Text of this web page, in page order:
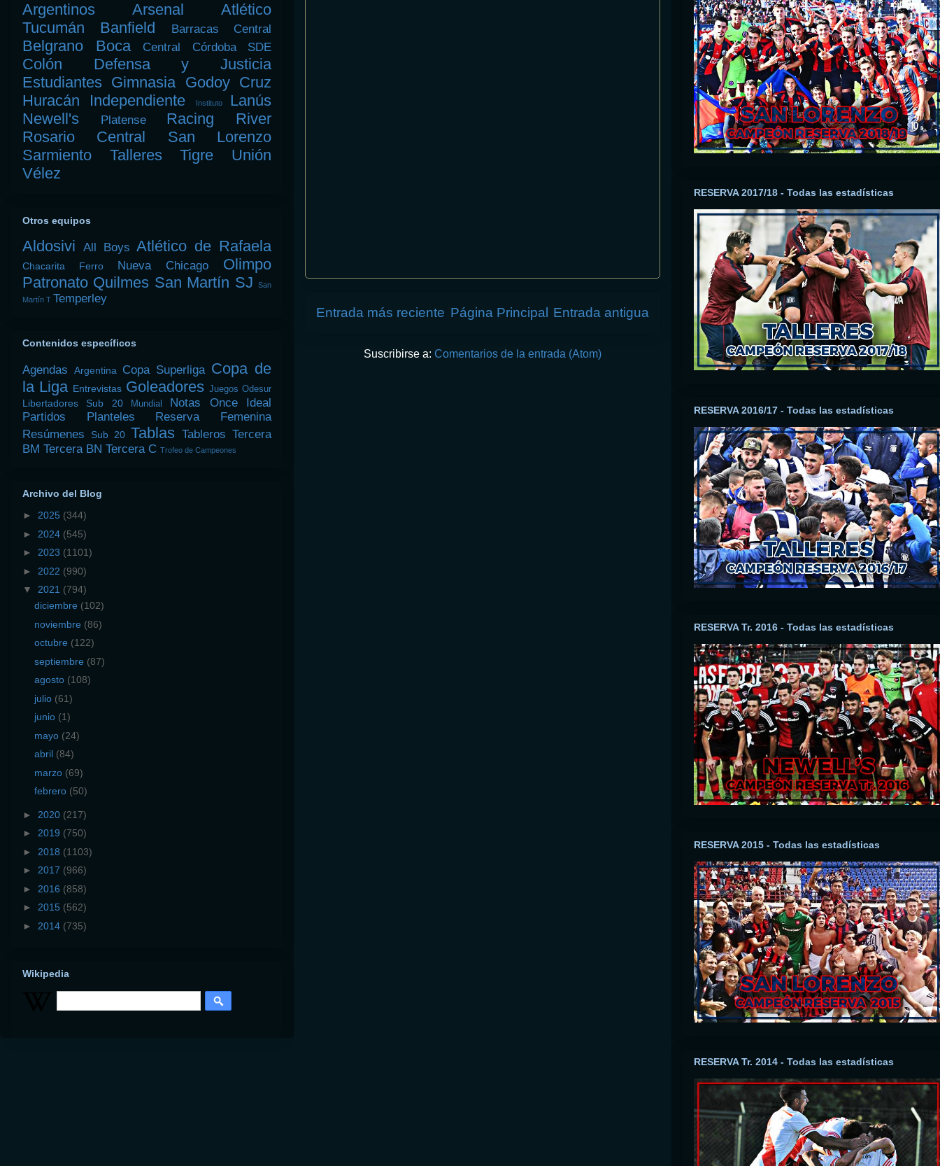
Entrada más reciente Entrada antigua
Página Principal
Suscribirse a: Comentarios de la entrada (Atom)
Argentinos Arsenal
Atlético
Tucumán
Banfield Barracas Central
Belgrano Boca Central Córdoba SDE
Colón
Defensa y Justicia
Estudiantes Gimnasia Godoy Cruz
Huracán
Independiente Instituto
Lanús
Newell's
Platense Racing
River
Rosario Central
San Lorenzo
Sarmiento
Talleres Tigre
Unión
Vélez
Otros equipos
Aldosivi All Boys Atlético de Rafaela
Chacarita Ferro Nueva Chicago
Olimpo
Patronato Quilmes San Martín SJ
San
Martín T Temperley
Contenidos específicos
Agendas Argentina Copa Superliga Copa de
la Liga Entrevistas Goleadores Juegos Odesur
Libertadores Sub 20 Mundial Notas
Once Ideal
Partidos
Planteles
Reserva Femenina
Resúmenes
Sub 20 Tablas Tableros Tercera
BM Tercera BN Tercera C Trofeo de Campeones
Archivo del Blog
► 2025 (344)
► 2024 (545)
► 2023 (1101)
► 2022 (990)
▼ 2021 (794)
diciembre (102)
noviembre (86)
octubre (122)
septiembre (87)
agosto (108)
julio (61)
junio (1)
mayo (24)
abril (84)
marzo (69)
febrero (50)
► 2020 (217)
► 2019 (750)
► 2018 (1103)
► 2017 (966)
► 2016 (858)
► 2015 (562)
► 2014 (735)
Wikipedia
RESERVA 2017/18 - Todas las estadísticas
RESERVA 2016/17 - Todas las estadísticas
RESERVA Tr. 2016 - Todas las estadísticas
RESERVA 2015 - Todas las estadísticas
RESERVA Tr. 2014 - Todas las estadísticas